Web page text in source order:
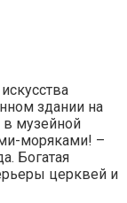
здании на
в музейной
моряками! –
Богатая
церквей и